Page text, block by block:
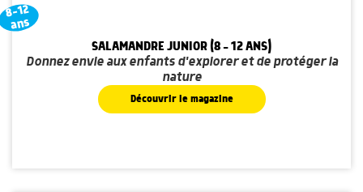
8-12
ans
SALAMANDRE JUNIOR (8 - 12 ANS)
Donnez envie aux enfants d'explorer et de protéger la
nature
Découvrir le magazine